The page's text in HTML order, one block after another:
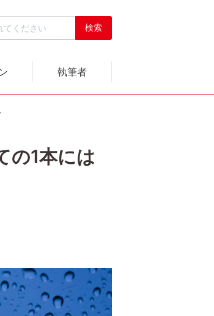
執筆者
の1本には